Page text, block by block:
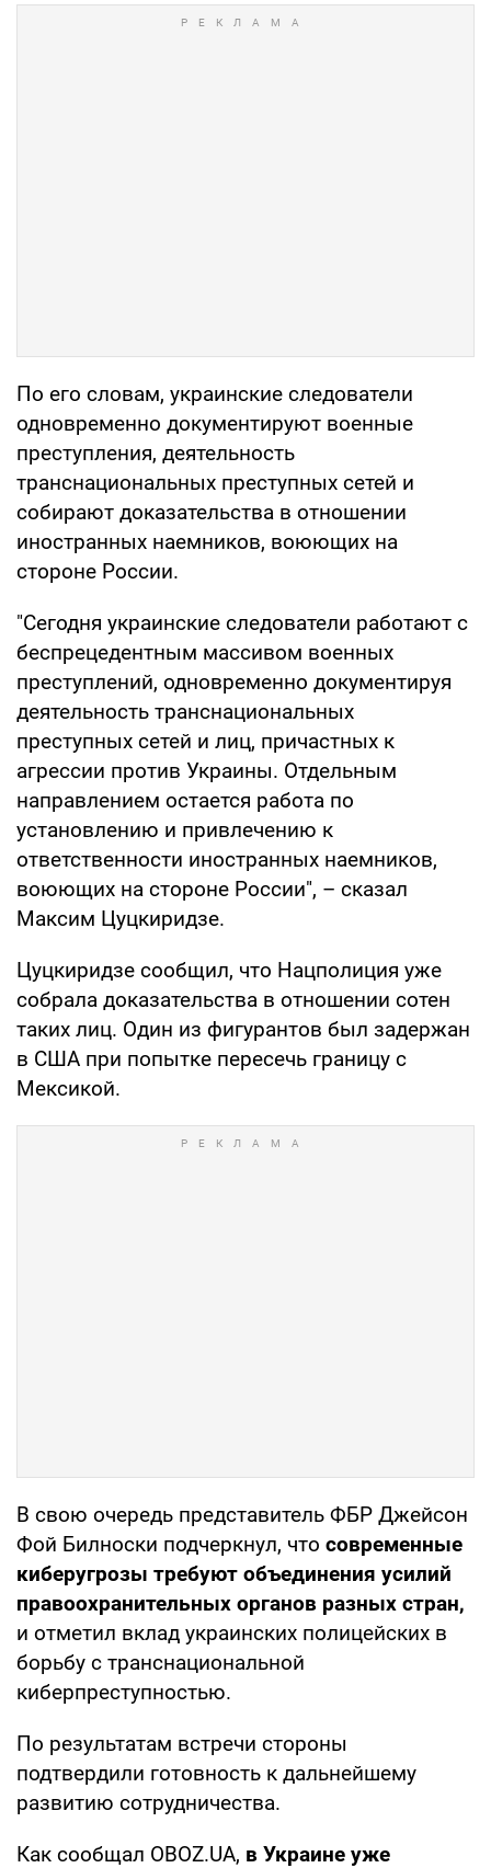
По его словам, украинские следователи
одновременно документируют военные
преступления, деятельность
транснациональных преступных сетей и
собирают доказательства в отношении
иностранных наемников, воюющих на
стороне России.
"Сегодня украинские следователи работают с
беспрецедентным массивом военных
преступлений, одновременно документируя
деятельность транснациональных
преступных сетей и лиц, причастных к
агрессии против Украины. Отдельным
направлением остается работа по
установлению и привлечению к
ответственности иностранных наемников,
воюющих на стороне России", – сказал
Максим Цуцкиридзе.
Цуцкиридзе сообщил, что Нацполиция уже
собрала доказательства в отношении сотен
таких лиц. Один из фигурантов был задержан
в США при попытке пересечь границу с
Мексикой.
В свою очередь представитель ФБР Джейсон
Фой Билноски подчеркнул, что современные
киберугрозы требуют объединения усилий
правоохранительных органов разных стран,
и отметил вклад украинских полицейских в
борьбу с транснациональной
киберпреступностью.
По результатам встречи стороны
подтвердили готовность к дальнейшему
развитию сотрудничества.
Как сообщал OBOZ.UA, в Украине уже